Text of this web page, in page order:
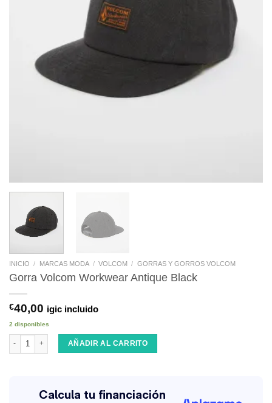
INICIO / MARCAS MODA / VOLCOM / GORRAS Y GORROS VOLCOM
Gorra Volcom Workwear Antique Black
€40,00 igic incluido
2 disponibles
Gorra Volcom Workwear Antique Black cantidad
AÑADIR AL CARRITO